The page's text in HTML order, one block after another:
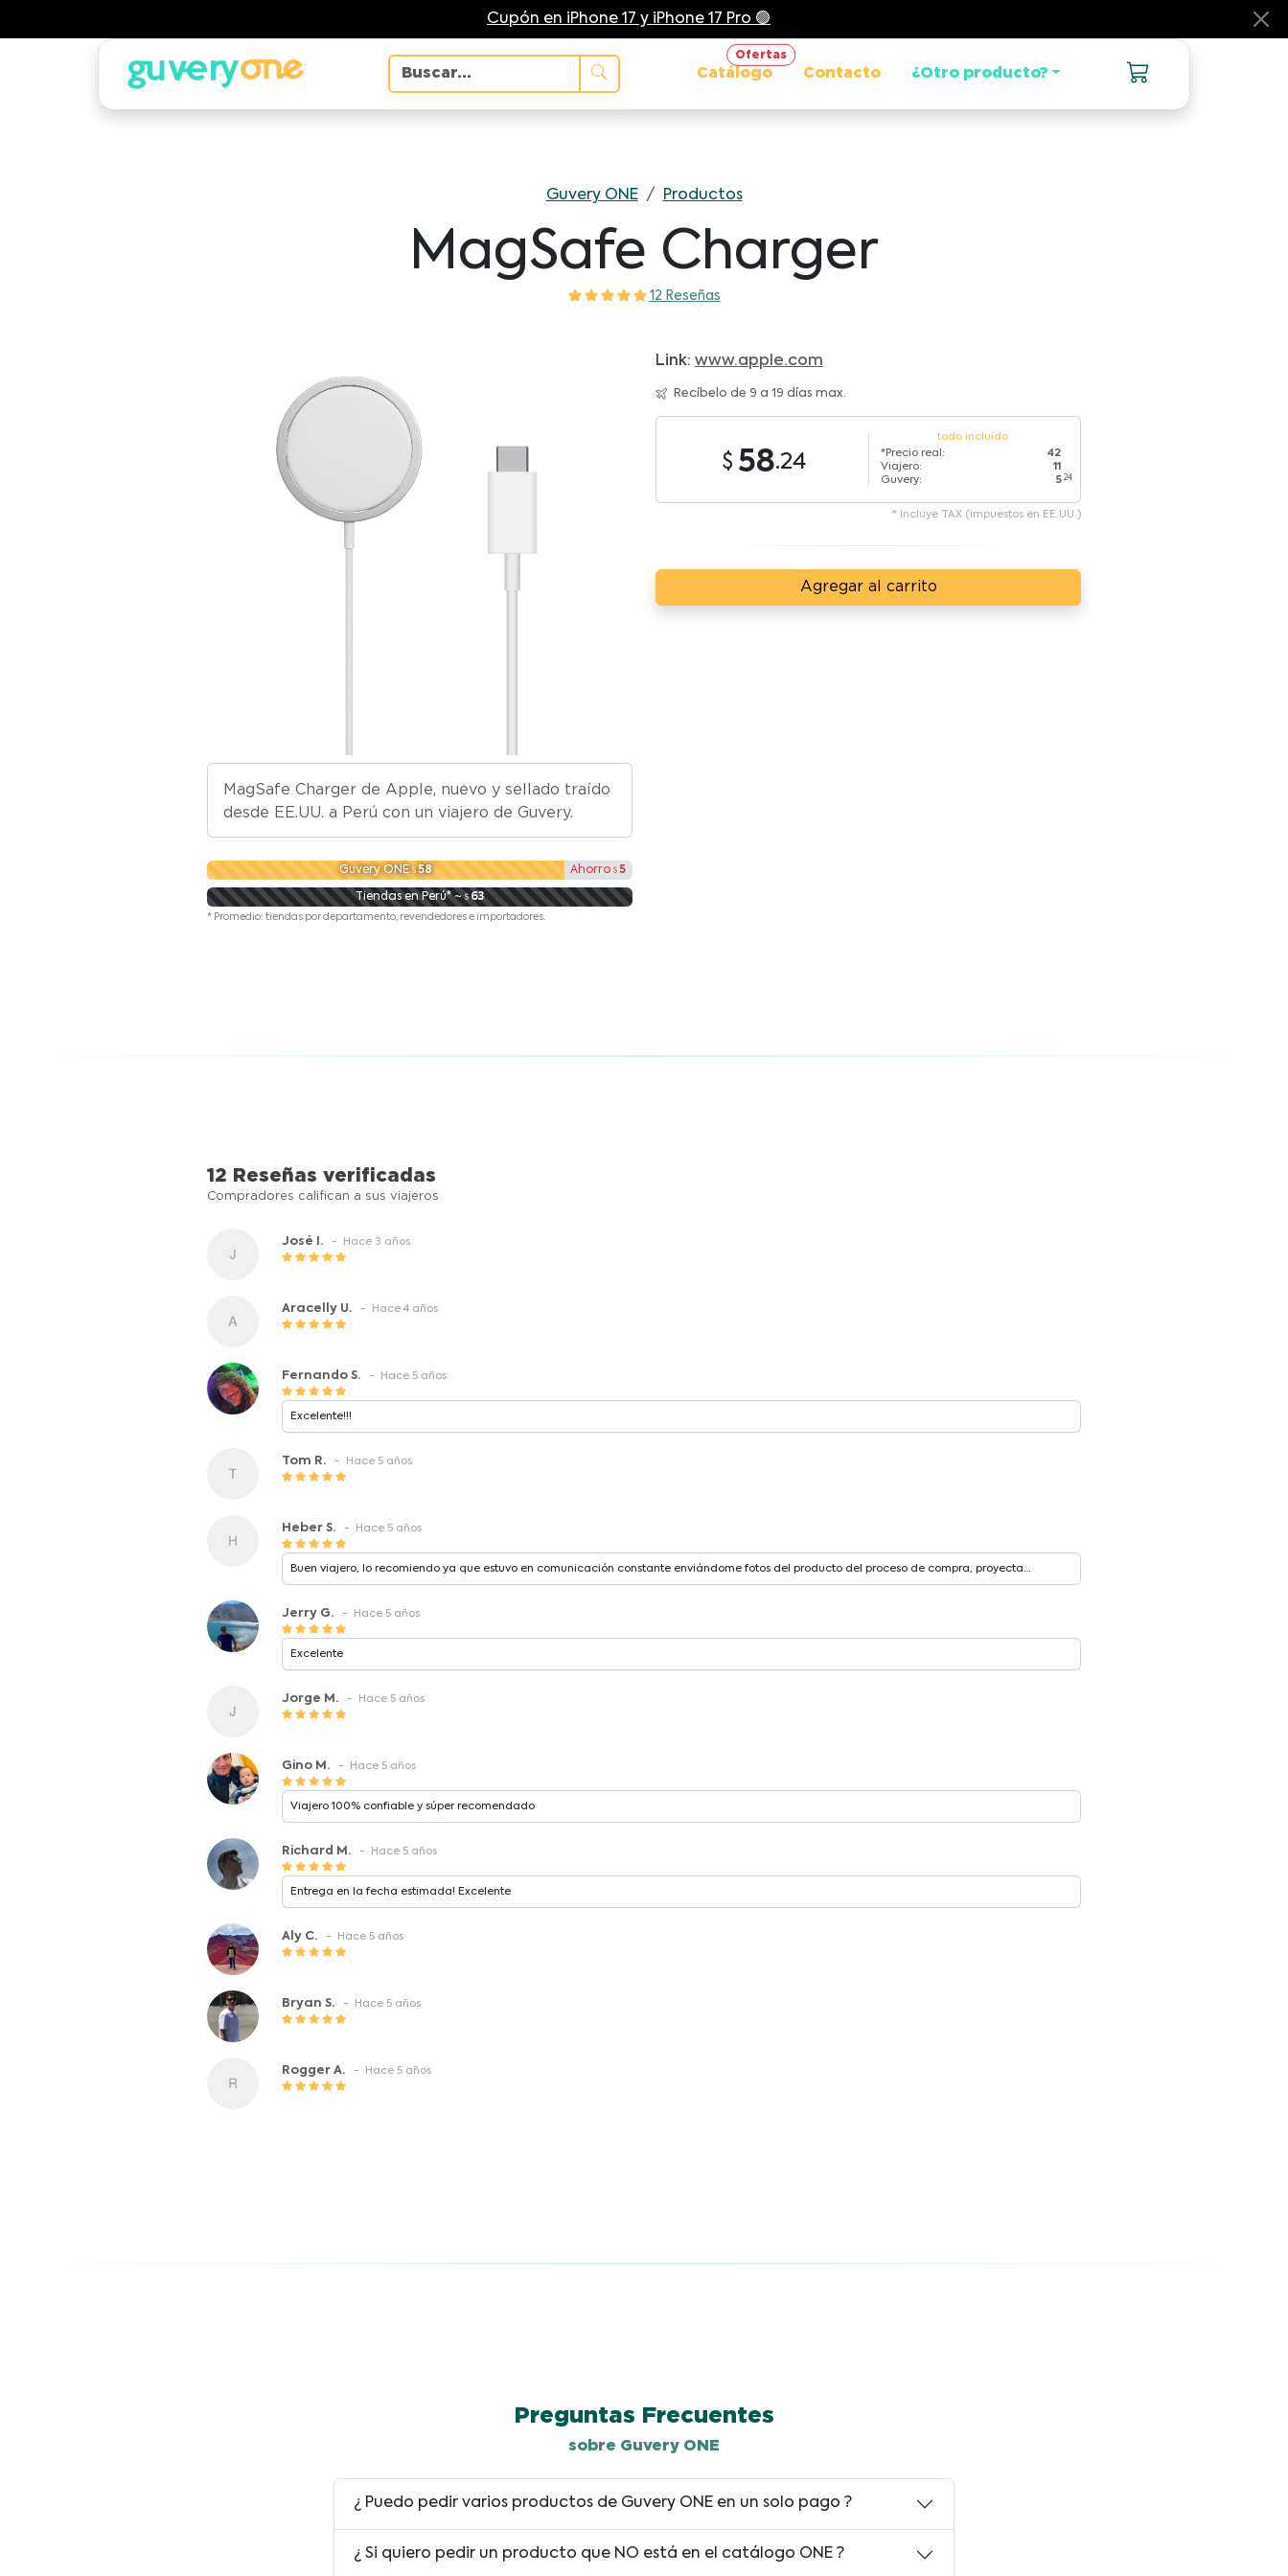
Cupón en iPhone 17 y iPhone 17 Pro 🟢
Catálogo
Ofertas
Contacto ¿Otro producto?
Guvery ONE/ Productos
MagSafe Charger
12 Reseñas
MagSafe Charger de Apple, nuevo y sellado traído
desde EE.UU. a Perú con un viajero de Guvery.
Guvery ONE 58 Ahorro 5
Tiendas en Perú* ~ 63
* Promedio: tiendas por departamento, revendedores e importadores.
Link: www.apple.com
Recíbelo de 9 a 19 días max.
58.24
todo incluído
*Precio real:
Viajero:
Guvery:
42
11
5.24
* Incluye TAX (impuestos en EE.UU.)
Agregar al carrito
12 Reseñas verificadas
Compradores califican a sus viajeros
José I. - Hace 3 años
Aracelly U. - Hace 4 años
Fernando S. - Hace 5 años
Excelente!!!
Tom R. - Hace 5 años
Heber S. - Hace 5 años
Buen viajero, lo recomiendo ya que estuvo en comunicación constante enviándome fotos del producto del proceso de compra, proyecta
confianza, y el producto llegó en el tiempo acordado.
Jerry G. - Hace 5 años
Excelente
Jorge M. - Hace 5 años
Gino M. - Hace 5 años
Viajero 100% confiable y súper recomendado
Richard M. - Hace 5 años
Entrega en la fecha estimada! Excelente
Aly C. - Hace 5 años
Bryan S. - Hace 5 años
Rogger A. - Hace 5 años
Preguntas Frecuentes
sobre Guvery ONE
¿ Puedo pedir varios productos de Guvery ONE en un solo pago ?
¿ Si quiero pedir un producto que NO está en el catálogo ONE ?